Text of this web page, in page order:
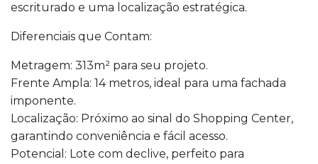
escriturado e uma localização estratégica.
Diferenciais que Contam:
Metragem: 313m² para seu projeto.
Frente Ampla: 14 metros, ideal para uma fachada
imponente.
Localização: Próximo ao sinal do Shopping Center,
garantindo conveniência e fácil acesso.
Potencial: Lote com declive, perfeito para